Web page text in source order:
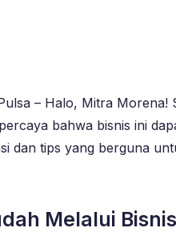
– Halo, Mitra
bahwa bisnis ini
dan tips yang berguna
Melalui